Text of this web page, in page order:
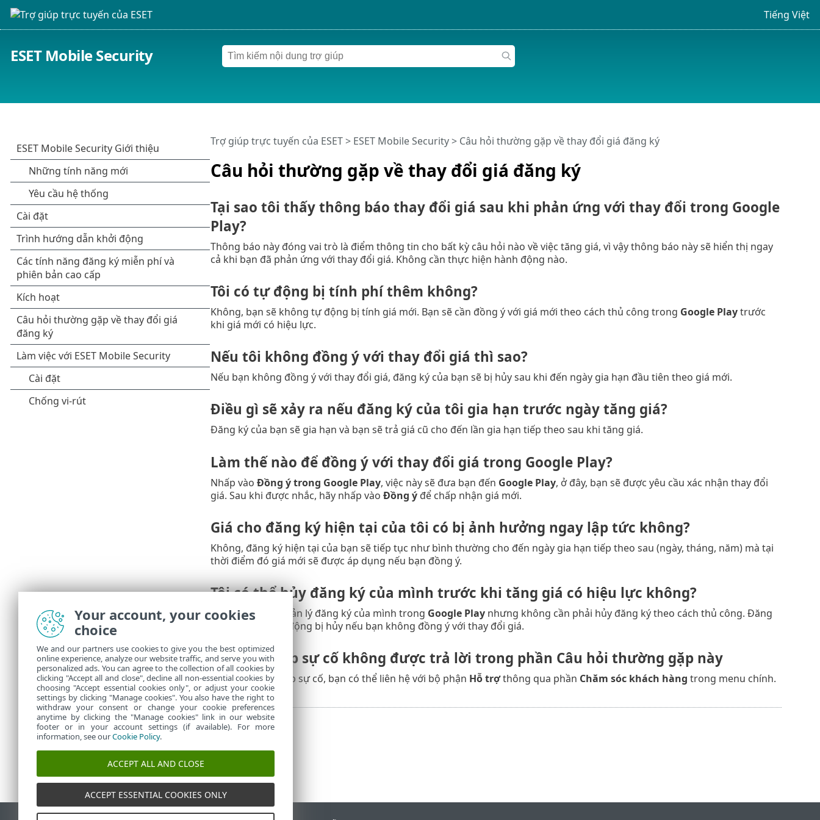
Tiếng Việt
ESET Mobile Security
Câu hỏi thường gặp về thay đổi giá đăng ký
Trợ giúp trực tuyến của ESET> ESET Mobile Security> Câu hỏi thường gặp về thay đổi giá đăng ký
Tại sao tôi thấy thông báo thay đổi giá sau khi phản ứng với thay đổi trong Google
Play?
Thông báo này đóng vai trò là điểm thông tin cho bất kỳ câu hỏi nào về việc tăng giá, vì vậy thông báo này sẽ hiển thị ngay
cả khi bạn đã phản ứng với thay đổi giá. Không cần thực hiện hành động nào.
Tôi có tự động bị tính phí thêm không?
Không, bạn sẽ không tự động bị tính giá mới. Bạn sẽ cần đồng ý với giá mới theo cách thủ công trong Google Playtrước
khi giá mới có hiệu lực.
Nếu tôi không đồng ý với thay đổi giá thì sao?
Nếu bạn không đồng ý với thay đổi giá, đăng ký của bạn sẽ bị hủy sau khi đến ngày gia hạn đầu tiên theo giá mới.
Điều gì sẽ xảy ra nếu đăng ký của tôi gia hạn trước ngày tăng giá?
Đăng ký của bạn sẽ gia hạn và bạn sẽ trả giá cũ cho đến lần gia hạn tiếp theo sau khi tăng giá.
Làm thế nào để đồng ý với thay đổi giá trong Google Play?
Nhấp vào Đồng ý trong Google Play, việc này sẽ đưa bạn đến Google Play, ở đây, bạn sẽ được yêu cầu xác nhận thay đổi
giá. Sau khi được nhắc, hãy nhấp vào Đồng ýđể chấp nhận giá mới.
Giá cho đăng ký hiện tại của tôi có bị ảnh hưởng ngay lập tức không?
Không, đăng ký hiện tại của bạn sẽ tiếp tục như bình thường cho đến ngày gia hạn tiếp theo sau (ngày, tháng, năm) mà tại
thời điểm đó giá mới sẽ được áp dụng nếu bạn đồng ý.
Tôi có thể hủy đăng ký của mình trước khi tăng giá có hiệu lực không?
Có, bạn có thể quản lý đăng ký của mình trong Google Playnhưng không cần phải hủy đăng ký theo cách thủ công. Đăng
ký của bạn sẽ tự động bị hủy nếu bạn không đồng ý với thay đổi giá.
Tôi đang gặp sự cố không được trả lời trong phần Câu hỏi thường gặp này
Nếu bạn đang gặp sự cố, bạn có thể liên hệ với bộ phận Hỗ trợthông qua phần Chăm sóc khách hàng trong menu chính.
Your account, your cookies
choice
We and our partners use cookies to give you the best optimized
online experience, analyze our website traffic, and serve you with
personalized ads. You can agree to the collection of all cookies by
clicking "Accept all and close", decline all non-essential cookies by
choosing "Accept essential cookies only", or adjust your cookie
settings by clicking "Manage cookies". You also have the right to
withdraw your consent or change your cookie preferences
anytime by clicking the "Manage cookies" link in our website
footer or in your account settings (if available). For more
information, see ourCookie Policy.
ACCEPT ALL AND CLOSE
ACCEPT ESSENTIAL COOKIES ONLY